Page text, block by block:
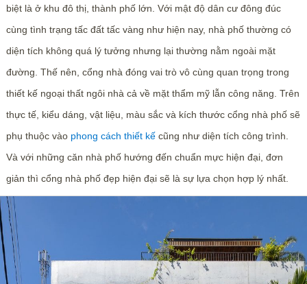
biệt là ở khu đô thị, thành phố lớn. Với mật độ dân cư đông đúc
cùng tình trạng tấc đất tấc vàng như hiện nay, nhà phố thường có
diện tích không quá lý tưởng nhưng lại thường nằm ngoài mặt
đường. Thế nên, cổng nhà đóng vai trò vô cùng quan trọng trong
thiết kế ngoại thất ngôi nhà cả về mặt thẩm mỹ lẫn công năng. Trên
thực tế, kiểu dáng, vật liệu, màu sắc và kích thước cổng nhà phố sẽ
phụ thuộc vào phong cách thiết kếcũng như diện tích công trình.
Và với những căn nhà phố hướng đến chuẩn mực hiện đại, đơn
giản thì cổng nhà phố đẹp hiện đại sẽ là sự lựa chọn hợp lý nhất.